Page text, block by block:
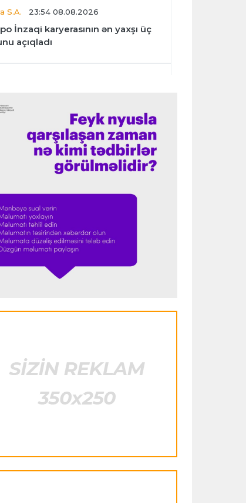
S.A. 23:54 08.08.2026
İnzaqi karyerasının ən yaxşı üç
açıqladı
başlaya bilər
23:39 08.08.2026
Trampın oğlu Enes Kanterin
1 23:23 08.08.2026
məni necə təhlil etdiyini
şoka düşdüm”
müqayisə etdi
Madrid” “Ferentsvaroş”a qalib